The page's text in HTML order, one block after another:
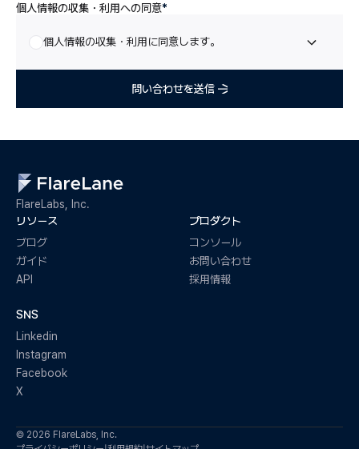
個人情報の収集・利用への同意
個人情報の収集・利用への同意*
個人情報の収集・利用に同意します。
問い合わせを送信
FlareLabs, Inc.
リソース
ブログ
ガイド
API
プロダクト
コンソール
お問い合わせ
採用情報
SNS
Linkedin
Instagram
Facebook
X
© 2026 FlareLabs, Inc.